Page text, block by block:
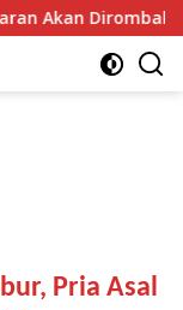
Ini 3
Pria Asal